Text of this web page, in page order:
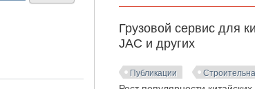
Грузовой сервис для
JAC и других
Публикации